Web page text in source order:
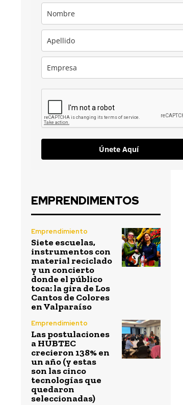
Únete Aquí
EMPRENDIMENTOS
Emprendimiento
Siete escuelas,
instrumentos con
material reciclado
y un concierto
donde el público
toca: la gira de Los
Cantos de Colores
en Valparaíso
Emprendimiento
Las postulaciones
a HUBTEC
crecieron 138% en
un año (y estas
son las cinco
tecnologías que
quedaron
seleccionadas)